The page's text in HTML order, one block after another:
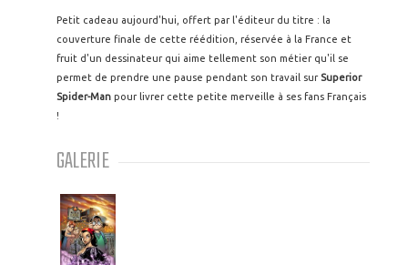
Petit cadeau aujourd'hui, offert par l'éditeur du titre : la
couverture finale de cette réédition, réservée à la France et
fruit d'un dessinateur qui aime tellement son métier qu'il se
permet de prendre une pause pendant son travail sur Superior
Spider-Man pour livrer cette petite merveille à ses fans Français
!
GALERIE